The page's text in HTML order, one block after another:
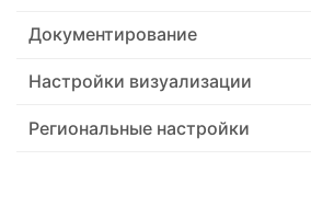
Документирование
Настройки визуализации
Региональные настройки